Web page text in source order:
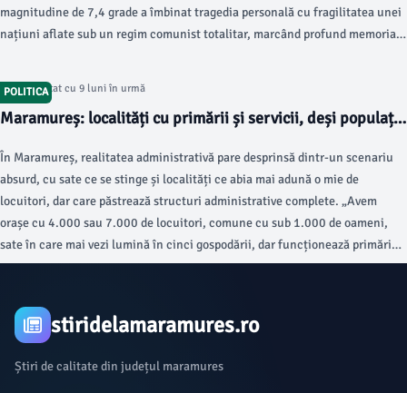
magnitudine de 7,4 grade a îmbinat tragedia personală cu fragilitatea unei
națiuni aflate sub un regim comunist totalitar, marcând profund memoria
POLITICA
Articol postat cu 9 luni în urmă
Maramureș: localități cu primării și servicii, deși populația
În Maramureș, realitatea administrativă pare desprinsă dintr-un scenariu
absurd, cu sate ce se stinge și localități ce abia mai adună o mie de
locuitori, dar care păstrează structuri administrative complete. „Avem
orașe cu 4.000 sau 7.000 de locuitori, comune cu sub 1.000 de oameni,
sate în care mai vezi lumină în cinci gospodării, dar funcționează primăria”,
descrie situația actuală un observator local.
stiridelamaramures.ro
Știri de calitate din județul maramures